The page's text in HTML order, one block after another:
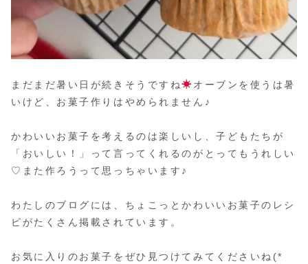
まだまだ暑い日が続きそうですね☀オーブンを使うは暑
いけど、お菓子作りはやめられません♪
かわいいお菓子を考えるのは楽しいし、子どもたちが
「おいしい！」って言ってくれるのがとってもうれしい
♡また作ろうって思っちゃいます♪
わたしのブログには、ちょこっとかわいいお菓子のレシ
ピがたくさん掲載されています。
お気に入りのお菓子をぜひ見つけてみてくださいね(*